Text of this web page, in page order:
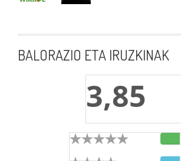
BALORAZIO ETA IRUZKINAK
3,85